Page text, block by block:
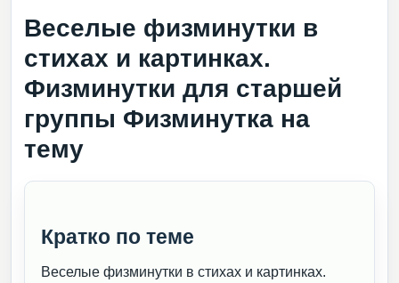
Веселые физминутки в
стихах и картинках.
Физминутки для старшей
группы Физминутка на
тему
Кратко по теме
Веселые физминутки в стихах и картинках.